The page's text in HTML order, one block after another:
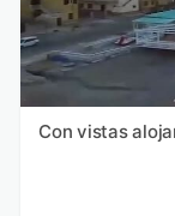
Con vistas